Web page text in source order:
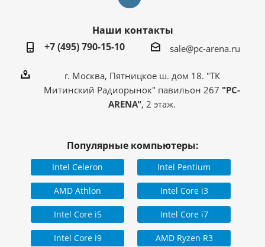
Наши контакты
+7 (495) 790-15-10
sale@pc-arena.ru
г. Москва, Пятницкое ш. дом 18. "ТК
Митинский Радиорынок" павильон 267 "PC-
ARENA", 2 этаж.
Популярные компьютеры:
Intel Celeron Intel Pentium
AMD Athlon Intel Core i3
Intel Core i5 Intel Core i7
Intel Core i9 AMD Ryzen R3